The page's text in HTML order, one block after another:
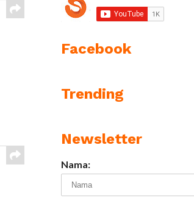
Facebook
Trending
Newsletter
Nama: